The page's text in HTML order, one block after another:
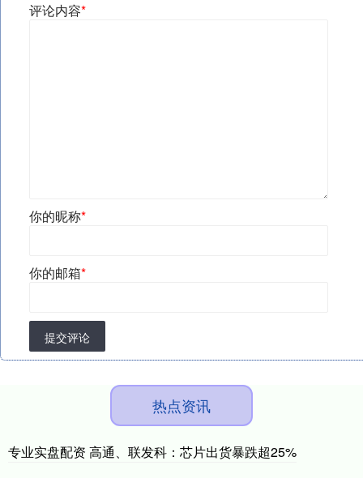
评论内容*
你的昵称*
你的邮箱*
提交评论
热点资讯
专业实盘配资 高通、联发科：芯片出货暴跌超25%